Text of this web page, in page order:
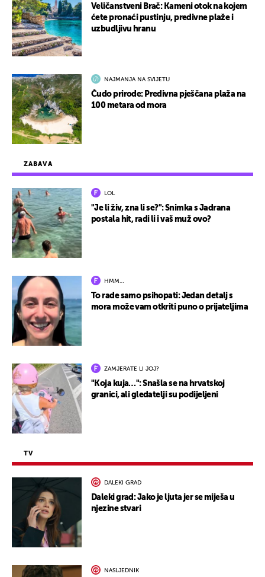
ZABAVA
LOL
"Je li živ, zna li se?": Snimka s Jadrana
postala hit, radi li i vaš muž ovo?
HMM…
To rade samo psihopati: Jedan detalj s
mora može vam otkriti puno o prijateljima
ZAMJERATE LI JOJ?
"Koja kuja…": Snašla se na hrvatskoj
granici, ali gledatelji su podijeljeni
TV
DALEKI GRAD
Daleki grad: Jako je ljuta jer se miješa u
njezine stvari
NASLJEDNIK
Veličanstveni Brač: Kameni otok na kojem
ćete pronaći pustinju, predivne plaže i
uzbudljivu hranu
NAJMANJA NA SVIJETU
Čudo prirode: Predivna pješčana plaža na
100 metara od mora